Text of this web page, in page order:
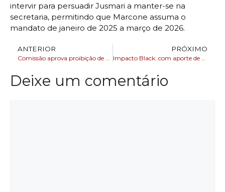
intervir para persuadir Jusmari a manter-se na
secretaria, permitindo que Marcone assuma o
mandato de janeiro de 2025 a março de 2026.
ANTERIOR PRÓXIMO
Deixe um comentário